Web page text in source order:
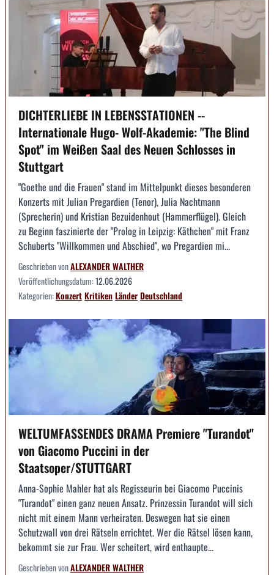
DICHTERLIEBE IN LEBENSSTATIONEN --
Internationale Hugo- Wolf-Akademie: "The Blind
Spot" im Weißen Saal des Neuen Schlosses in
Stuttgart
"Goethe und die Frauen" stand im Mittelpunkt dieses besonderen
Konzerts mit Julian Pregardien (Tenor), Julia Nachtmann
(Sprecherin) und Kristian Bezuidenhout (Hammerflügel). Gleich
zu Beginn faszinierte der "Prolog in Leipzig: Käthchen" mit Franz
Schuberts "Willkommen und Abschied", wo Pregardien mi...
Geschrieben vonALEXANDER WALTHER
Veröffentlichungsdatum:12.06.2026
Kategorien:KonzertKritikenLänderDeutschland
WELTUMFASSENDES DRAMA Premiere "Turandot"
von Giacomo Puccini in der
Staatsoper/STUTTGART
Anna-Sophie Mahler hat als Regisseurin bei Giacomo Puccinis
"Turandot" einen ganz neuen Ansatz. Prinzessin Turandot will sich
nicht mit einem Mann verheiraten. Deswegen hat sie einen
Schutzwall von drei Rätseln errichtet. Wer die Rätsel lösen kann,
bekommt sie zur Frau. Wer scheitert, wird enthaupte...
Geschrieben vonALEXANDER WALTHER